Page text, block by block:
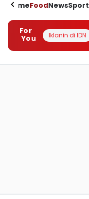
HomeFoodNewsSport
For
You
Iklanin di IDN